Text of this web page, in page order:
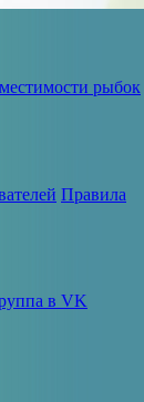
рыбок
Правила
в VK